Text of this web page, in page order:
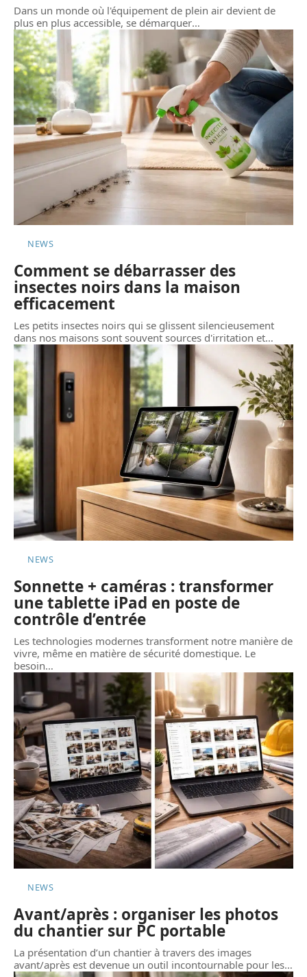
Dans un monde où l'équipement de plein air devient de
plus en plus accessible, se démarquer…
NEWS
Comment se débarrasser des
insectes noirs dans la maison
efficacement
Les petits insectes noirs qui se glissent silencieusement
dans nos maisons sont souvent sources d'irritation et…
NEWS
Sonnette + caméras : transformer
une tablette iPad en poste de
contrôle d’entrée
Les technologies modernes transforment notre manière de
vivre, même en matière de sécurité domestique. Le
besoin…
NEWS
Avant/après : organiser les photos
du chantier sur PC portable
La présentation d’un chantier à travers des images
avant/après est devenue un outil incontournable pour les…